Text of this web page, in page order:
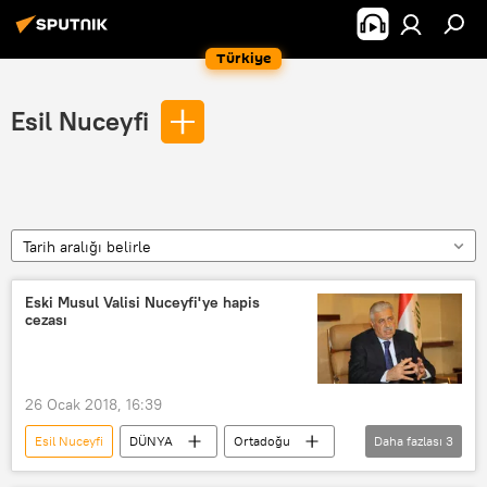
Türkiye
Esil Nuceyfi
Tarih aralığı belirle
Eski Musul Valisi Nuceyfi'ye hapis
cezası
26 Ocak 2018, 16:39
Esil Nuceyfi DÜNYA
Ortadoğu
Haberler
Irak Musul
Daha fazlası 3